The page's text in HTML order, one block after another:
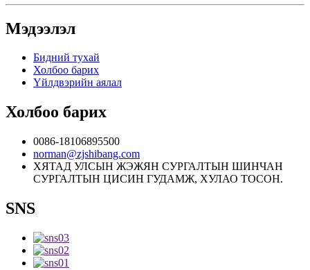
Мэдээлэл
Бидний тухай
Холбоо барих
Үйлдвэрийн аялал
Холбоо барих
0086-18106895500
norman@zjshibang.com
ХЯТАД УЛСЫН ЖЭЖЯН СУРГАЛТЫН ШИНЧАН
СУРГАЛТЫН ЦИСИН ГУДАМЖ, ХУЛАО ТОСОН.
SNS